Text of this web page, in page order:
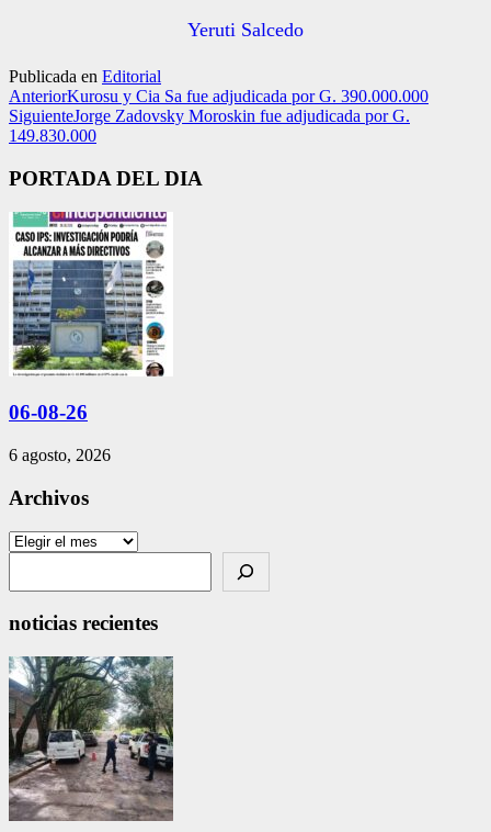
Yeruti Salcedo
Publicada en Editorial
AnteriorKurosu y Cia Sa fue adjudicada por G. 390.000.000
SiguienteJorge Zadovsky Moroskin fue adjudicada por G.
149.830.000
PORTADA DEL DIA
06-08-26
6 agosto, 2026
Archivos
Archivos
noticias recientes